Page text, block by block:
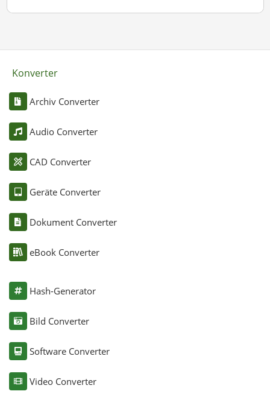
Konverter
Archiv Converter
Audio Converter
CAD Converter
Geräte Converter
Dokument Converter
eBook Converter
Hash-Generator
Bild Converter
Software Converter
Video Converter